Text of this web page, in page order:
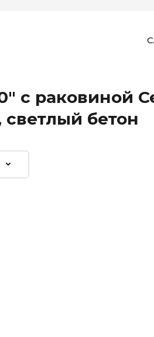
с раковиной
светлый бетон